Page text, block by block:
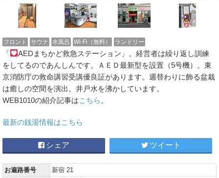
フロント サウナ 水風呂 Wi-Fi（無料） ランドリー
「
AEDまちかど救急ステーション」。経営者は繰り返し訓練
をしてるのであんしんです。ＡＥＤ最新型を設置（5号機）。東
京消防庁の救命講習受講優良証があります。週替わりに飾る盆栽
は癒しの空間を演出。井戸水を沸かしています。
WEB1010の紹介記事はこちら 。
最新の銭湯情報はこちら
シェア ツイート
お遍路番号
新宿 21